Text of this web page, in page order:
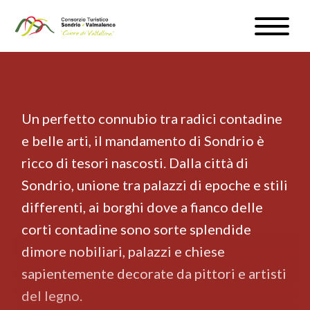
contenuto
Toggle
WEBCAM & METEO
IT
#InLOMBARDIA
Un perfetto connubio tra radici contadine
e belle arti, il mandamento di Sondrio è
ricco di tesori nascosti. Dalla città di
Sondrio, unione tra palazzi di epoche e stili
differenti, ai borghi dove a fianco delle
corti contadine sono sorte splendide
dimore nobiliari, palazzi e chiese
sapientemente decorate da pittori e artisti
del legno.